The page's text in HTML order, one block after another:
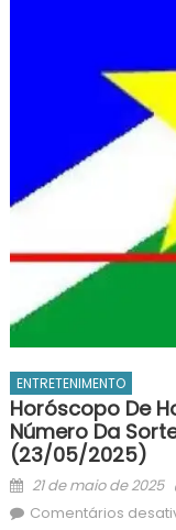
ENTRETENIMENTO
Horóscopo De
Número Da
(23/05/2025)
Posted
on
21 de maio de 2025
Comentários